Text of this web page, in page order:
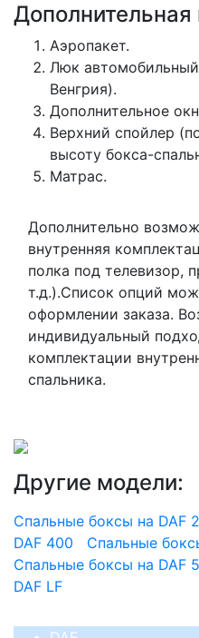
Дополнительная
Аэропакет.
Люк
Венгрия).
Дополнительное
Верхний спойлер
высоту бокса-
Матрас.
Дополнительно
внутренняя
полка под телевизор,
т.д.).Список опций
оформлении заказа.
индивидуальный
комплектации
спальника.
Другие модели:
Спальные боксы на DAF
DAF 400
Спальные
Спальные боксы на DAF
DAF LF